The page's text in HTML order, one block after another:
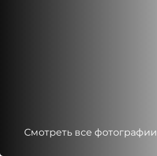
Смотреть все фотографии